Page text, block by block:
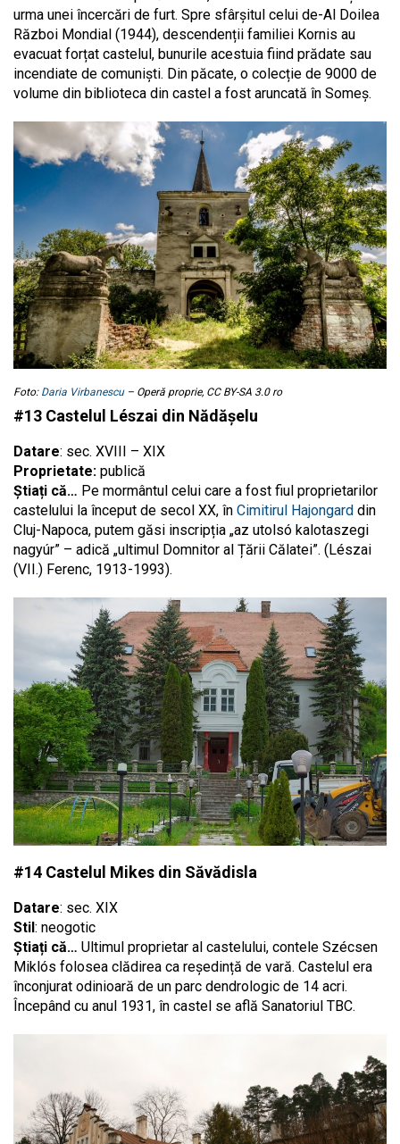
urma unei încercări de furt. Spre sfârșitul celui de-Al Doilea
Război Mondial (1944), descendenții familiei Kornis au
evacuat forțat castelul, bunurile acestuia fiind prădate sau
incendiate de comuniști. Din păcate, o colecție de 9000 de
volume din biblioteca din castel a fost aruncată în Someș.
Foto: Daria Virbanescu– Operă proprie, CC BY-SA 3.0 ro
#13 Castelul Lészai din Nădășelu
Datare: sec. XVIII – XIX
Proprietate: publică
Știați că… Pe mormântul celui care a fost fiul proprietarilor
castelului la început de secol XX, în Cimitirul Hajongard din
Cluj-Napoca, putem găsi inscripția „az utolsó kalotaszegi
nagyúr” – adică „ultimul Domnitor al Țării Călatei”. (Lészai
(VII.) Ferenc, 1913-1993).
#14 Castelul Mikes din Săvădisla
Datare: sec. XIX
Stil : neogotic
Știați că… Ultimul proprietar al castelului, contele Szécsen
Miklós folosea clădirea ca reședință de vară. Castelul era
înconjurat odinioară de un parc dendrologic de 14 acri.
Începând cu anul 1931, în castel se află Sanatoriul TBC.